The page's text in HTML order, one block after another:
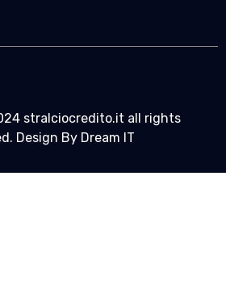
stralciocredito.it all rights
Design By Dream IT